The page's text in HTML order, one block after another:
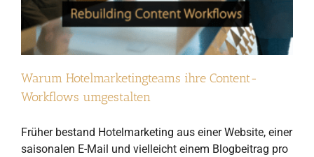
Warum Hotelmarketingteams ihre Content-
Workflows umgestalten
Früher bestand Hotelmarketing aus einer Website, einer
saisonalen E-Mail und vielleicht einem Blogbeitrag pro